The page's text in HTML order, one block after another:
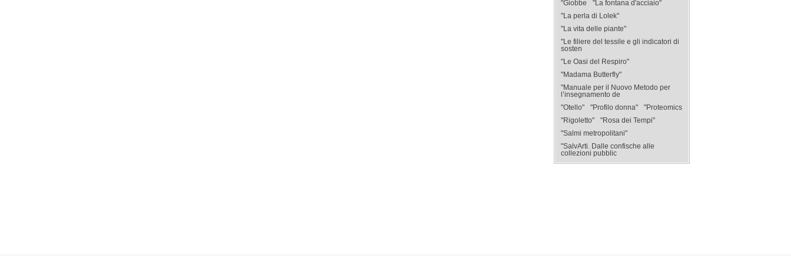
"Giobbe
"La fontana d'acciaio"
"La perla di Lolek"
"La vita delle piante"
"Le filiere del tessile e gli indicatori di
sosten
"Le Oasi del Respiro"
"Madama Butterfly"
"Manuale per il Nuovo Metodo per
l’insegnamento de
"Otello"
"Profilo donna"
"Proteomics
"Rigoletto"
"Rosa dei Tempi"
"Salmi metropolitani"
"SalvArti. Dalle confische alle
collezioni pubblic